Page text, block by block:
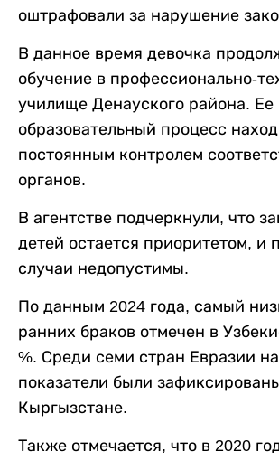
оштрафовали за нарушение
В данное время девочка
обучение в профессионально-
училище Денауского района. Ее
образовательный процесс
постоянным контролем
органов.
В агентстве подчеркнули, что
детей остается приоритетом, и
случаи недопустимы.
По данным 2024 года, самый
ранних браков отмечен в
%. Среди семи стран Евразии
показатели были
Кыргызстане.
Также отмечается, что в 2020